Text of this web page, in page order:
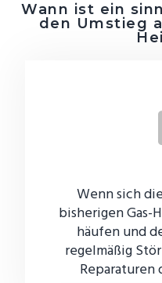
Wann ist ein
den Umstieg
Wenn sich
bisherigen
häufen und
regelmäßig
Reparaturen